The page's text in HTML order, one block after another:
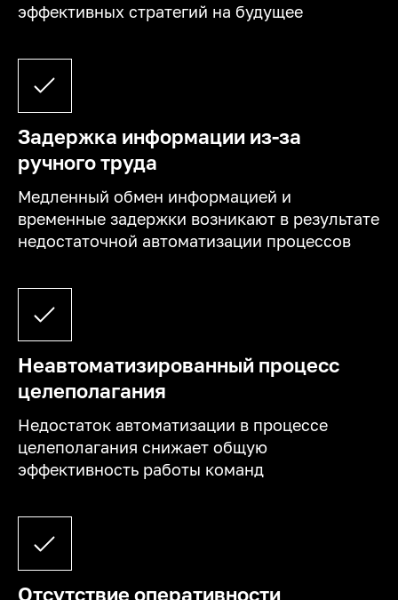
эффективных стратегий на будущее
Задержка информации из-за
ручного труда
Медленный обмен информацией и
временные задержки возникают в результате
недостаточной автоматизации процессов
Неавтоматизированный процесс
целеполагания
Недостаток автоматизации в процессе
целеполагания снижает общую
эффективность работы команд
Отсутствие оперативности